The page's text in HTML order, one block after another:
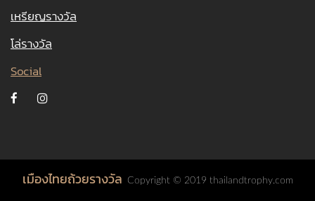
เหรียญรางวัล
โล่รางวัล
Social
เมืองไทยถ้วยรางวัล Copyright © 2019 thailandtrophy.com